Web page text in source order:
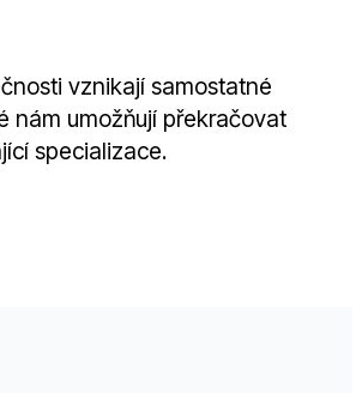
vznikají samostatné
nám umožňují překračovat
specializace.